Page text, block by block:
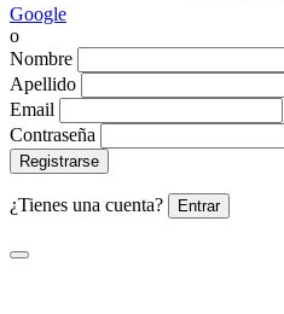
Google
o
Nombre
Apellido
Email
Contraseña
Registrarse
¿Tienes una cuenta? Entrar